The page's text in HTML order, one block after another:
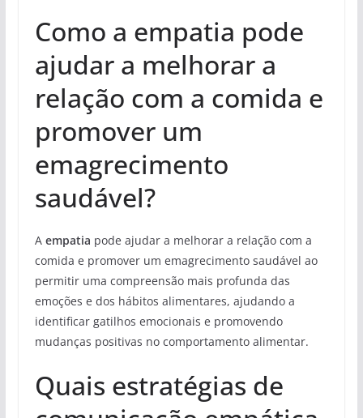
Como a empatia pode
ajudar a melhorar a
relação com a comida e
promover um
emagrecimento
saudável?
A empatia pode ajudar a melhorar a relação com a
comida e promover um emagrecimento saudável ao
permitir uma compreensão mais profunda das
emoções e dos hábitos alimentares, ajudando a
identificar gatilhos emocionais e promovendo
mudanças positivas no comportamento alimentar.
Quais estratégias de